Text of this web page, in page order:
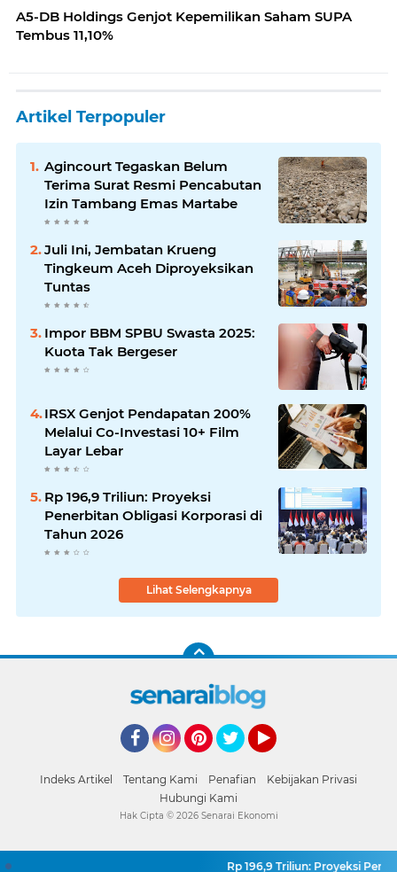
A5-DB Holdings Genjot Kepemilikan Saham SUPA
Tembus 11,10%
Artikel Terpopuler
Agincourt Tegaskan Belum
Terima Surat Resmi Pencabutan
Izin Tambang Emas Martabe
Juli Ini, Jembatan Krueng
Tingkeum Aceh Diproyeksikan
Tuntas
Impor BBM SPBU Swasta 2025:
Kuota Tak Bergeser
IRSX Genjot Pendapatan 200%
Melalui Co-Investasi 10+ Film
Layar Lebar
Rp 196,9 Triliun: Proyeksi
Penerbitan Obligasi Korporasi di
Tahun 2026
Lihat Selengkapnya
Indeks Artikel Tentang Kami Penafian
Kebijakan Privasi
Hubungi Kami
Rp 196,9 Triliun: Proyeksi
Hak Cipta © 2026 Senarai Ekonomi